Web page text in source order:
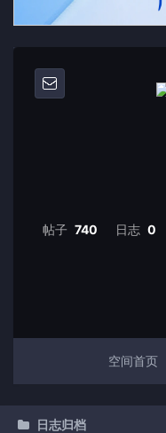
帖子 740 日志 0
空间首页
日志归档